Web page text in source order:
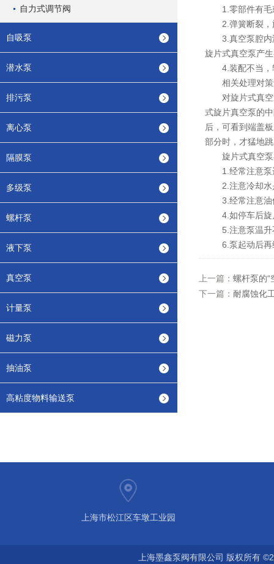
自力式调节阀
自吸泵
潜水泵
排污泵
离心泵
隔膜泵
多级泵
螺杆泵
液下泵
真空泵
计量泵
磁力泵
抽油泵
高粘度物料输送泵
1.零部件有毛刺
2.弹簧断裂，
3.真空泵腔内润
旋片式真空泵产
4.装配不当，转
相关处理对策
对旋片式真空
式旋片真空泵的
后，可看到端盖
部分时，才猛地
旋片式真空泵
1.经常注意泵
2.注意冷却水
3.经常注意油
4.如停车后旋
5.注意泵温升
6.泵起动后再
上一篇： 螺杆泵的“
下一篇： 耐腐蚀化
上海市松江区车墩工业园
上海墨鑫泵阀有限公司 版权所有